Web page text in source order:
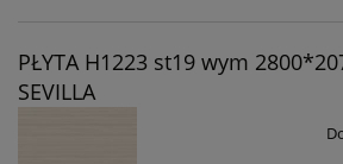
PŁYTA H1223 st19 wym
SEVILLA